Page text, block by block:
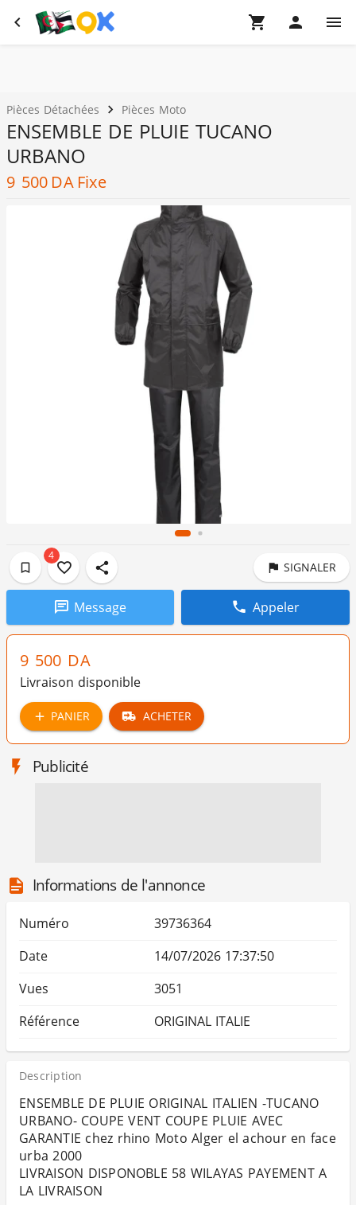
Pièces Détachées Pièces Moto
ENSEMBLE DE PLUIE TUCANO
URBANO
9 500DAFixe
4
SIGNALER
Message Appeler
9 500 DA
Livraison disponible
PANIER ACHETER
Publicité
Informations de l'annonce
Numéro
39736364
Date
14/07/2026 17:37:50
Vues
3051
Référence
ORIGINAL ITALIE
Description
ENSEMBLE DE PLUIE ORIGINAL ITALIEN -TUCANO
URBANO- COUPE VENT COUPE PLUIE AVEC
GARANTIE chez rhino Moto Alger el achour en face
urba 2000
LIVRAISON DISPONOBLE 58 WILAYAS PAYEMENT A
LA LIVRAISON